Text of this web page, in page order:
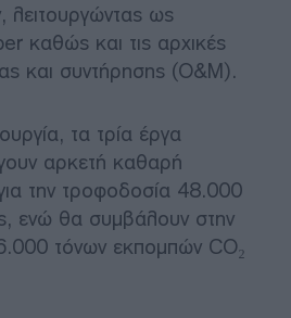
λειτουργώντας ως
καθώς και τις αρχικές
και συντήρησης (O&M).
τα τρία έργα
αρκετή καθαρή
την τροφοδοσία 48.000
ενώ θα συμβάλουν στην
τόνων εκπομπών CO₂